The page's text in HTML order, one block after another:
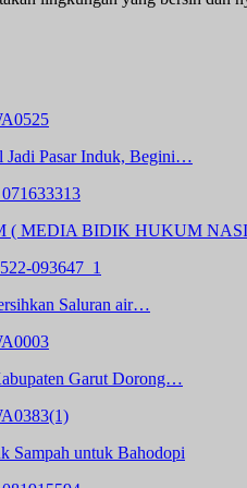
Jadi Pasar Induk, Begini…
( MEDIA BIDIK HUKUM
Saluran air…
Garut Dorong…
Sampah untuk Bahodopi